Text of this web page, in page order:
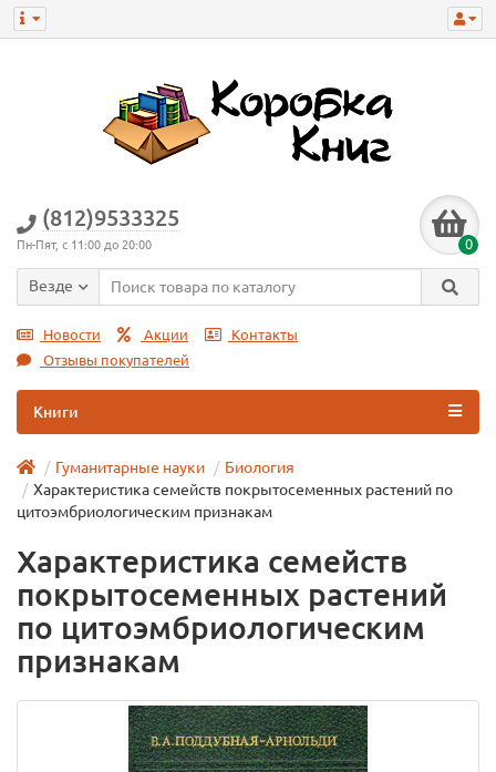
(812)9533325
Пн-Пят, с 11:00 до 20:00 0
Везде
Новости Акции
Контакты
Отзывы покупателей
Книги
Гуманитарные науки
Биология
Характеристика семейств покрытосеменных растений по
цитоэмбриологическим признакам
Характеристика семейств
покрытосеменных растений
по цитоэмбриологическим
признакам